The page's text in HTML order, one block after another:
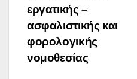
εργατικής –
ασφαλιστικής και
φορολογικής
νομοθεσίας